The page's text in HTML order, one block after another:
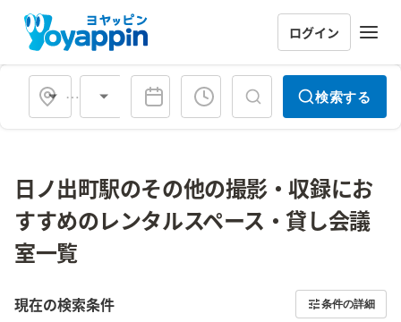
ログイン
会場タイプ 検索する
日ノ出町駅のその他の撮影・収録にお
すすめのレンタルスペース・貸し会議
室一覧
現在の検索条件 条件の詳細